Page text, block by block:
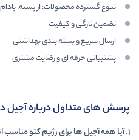
تنوع گسترده محصولات: از پسته،
تضمین تازگی و کیفیت
ارسال سریع و بسته بندی بهداشتی
پشتیبانی حرفه ای و رضایت مشتری
پرسش های متداول درباره آجیل
۱.آیا همه آجیل ها برای رژیم کتو مناسب